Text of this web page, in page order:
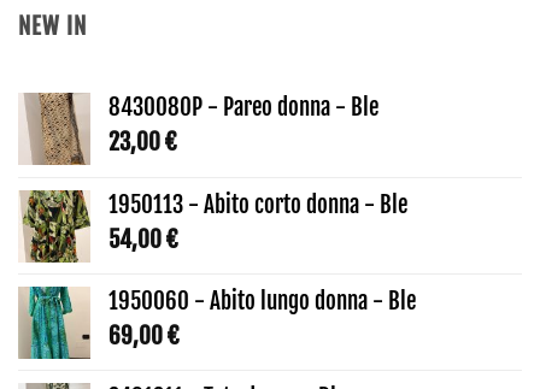
NEW IN
8430080P - Pareo donna - Ble
23,00€
1950113 - Abito corto donna - Ble
54,00€
1950060 - Abito lungo donna - Ble
69,00€